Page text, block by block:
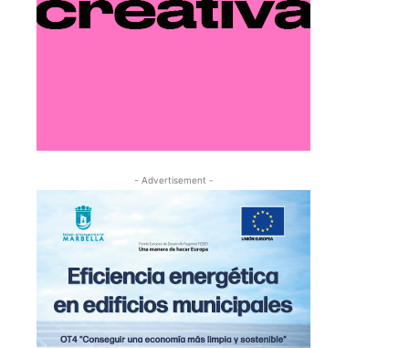
- Advertisement -